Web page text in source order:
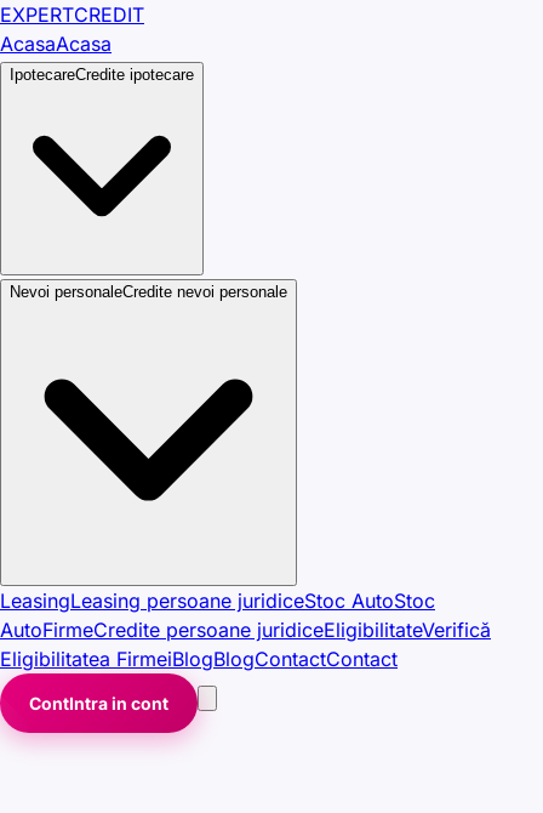
EXPERTCREDIT
AcasaAcasa
IpotecareCredite ipotecare
Nevoi personaleCredite nevoi personale
LeasingLeasing persoane juridiceStoc AutoStoc
AutoFirmeCredite persoane juridiceEligibilitateVerifică
Eligibilitatea FirmeiBlogBlogContactContact
ContIntra in cont